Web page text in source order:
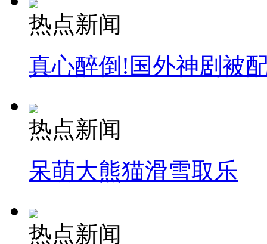
热点新闻
真心醉倒!国外神剧被
热点新闻
呆萌大熊猫滑雪取乐
热点新闻